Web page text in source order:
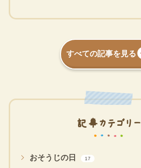
すべての記事を見る
記事カテゴリー
おそうじの日 17